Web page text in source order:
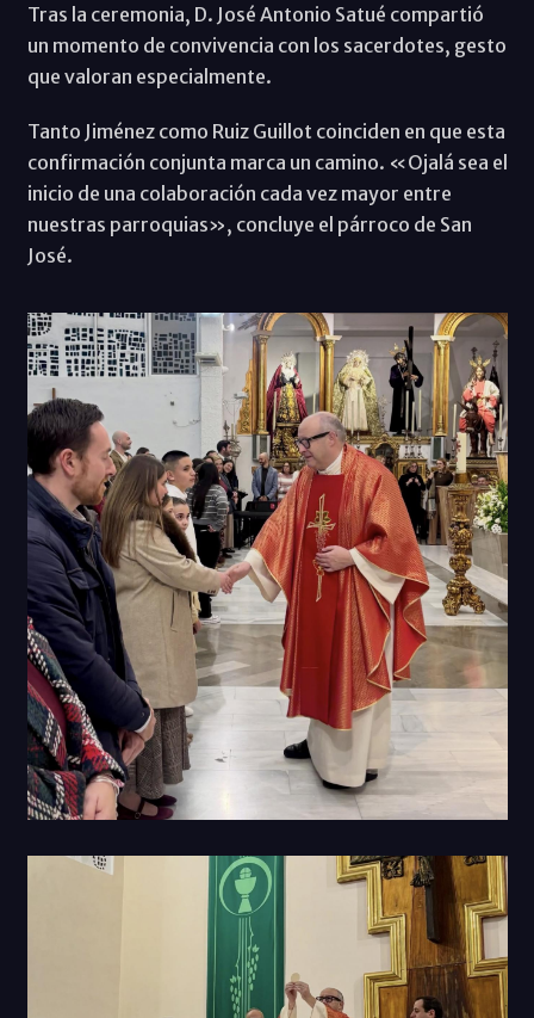
Tras la ceremonia, D. José Antonio Satué compartió
un momento de convivencia con los sacerdotes, gesto
que valoran especialmente.
Tanto Jiménez como Ruiz Guillot coinciden en que esta
confirmación conjunta marca un camino. «Ojalá sea el
inicio de una colaboración cada vez mayor entre
nuestras parroquias», concluye el párroco de San
José.